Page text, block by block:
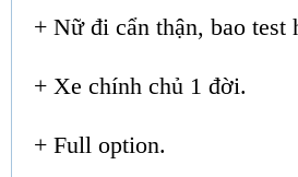
+ Nữ đi cẩn thận, bao test
+ Xe chính chủ 1 đời.
+ Full option.